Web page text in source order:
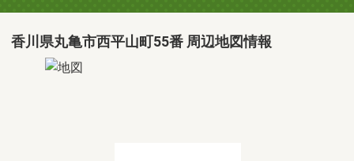
香川県丸亀市西平山町55番 周辺地図情報